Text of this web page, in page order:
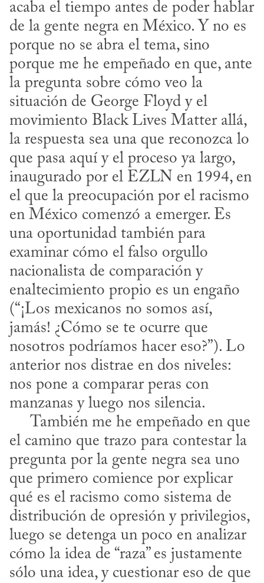
acaba el tiempo antes de poder hablar
de la gente negra en México. Y no es
porque no se abra el tema, sino
porque me he empeñado en que, ante
la pregunta sobre cómo veo la
situación de George Floyd y el
movimiento Black Lives Matter allá,
la respuesta sea una que reconozca lo
que pasa aquí y el proceso ya largo,
inaugurado por el EZLN en 1994, en
el que la preocupación por el racismo
en México comenzó a emerger. Es
una oportunidad también para
examinar cómo el falso orgullo
nacionalista de comparación y
enaltecimiento propio es un engaño
(“¡Los mexicanos no somos así,
jamás! ¿Cómo se te ocurre que
nosotros podríamos hacer eso?”). Lo
anterior nos distrae en dos niveles:
nos pone a comparar peras con
manzanas y luego nos silencia.
el camino que trazo para contestar la
pregunta por la gente negra sea uno
que primero comience por explicar
qué es el racismo como sistema de
distribución de opresión y privilegios,
luego se detenga un poco en analizar
cómo la idea de “raza” es justamente
sólo una idea, y cuestionar eso de que